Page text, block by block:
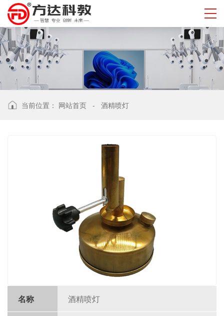
当前位置： 网站首页 - 酒精喷灯
名称 酒精喷灯